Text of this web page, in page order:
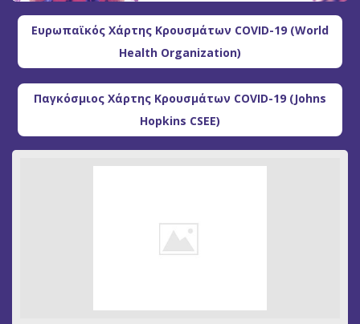
Ευρωπαϊκός Χάρτης Κρουσμάτων COVID-19 (World
Health Organization)
Παγκόσμιος Χάρτης Κρουσμάτων COVID-19 (Johns
Hopkins CSEE)